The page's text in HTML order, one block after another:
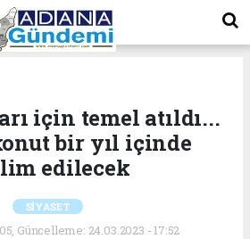
için temel atıldı...
bir yıl içinde
edilecek
SİYASET
Güncelleme: 24.03.2023 - 17:52